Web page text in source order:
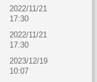
2022/11/21
17:30
2022/11/21
17:30
2023/12/19
10:07